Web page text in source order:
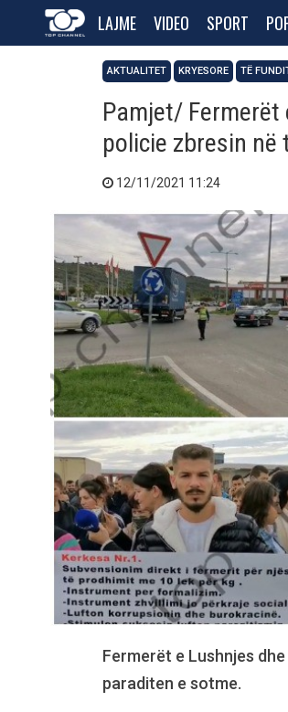
LAJME VIDEO SPORT
AKTUALITET KRYESORE TË
Pamjet/
policie zbresin
12/11/2021 11:24
Fermerët e Lushnjes
paraditen e sotme.